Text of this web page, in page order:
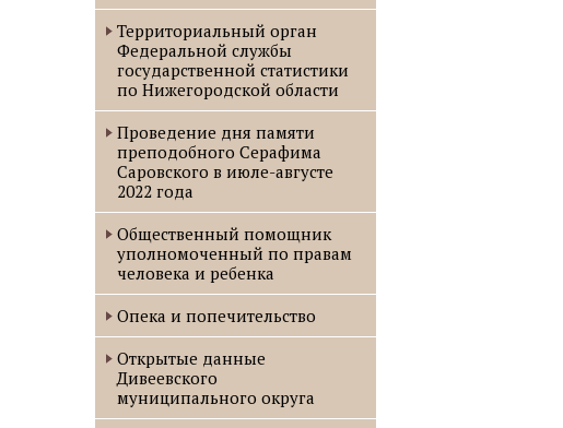
Территориальный орган
Федеральной службы
государственной статистики
по Нижегородской области
Проведение дня памяти
преподобного Серафима
Саровского в июле-августе
2022 года
Oбщественный помощник
уполномоченный по правам
человека и ребенка
Опека и попечительство
Открытые данные
Дивеевского
муниципального округа